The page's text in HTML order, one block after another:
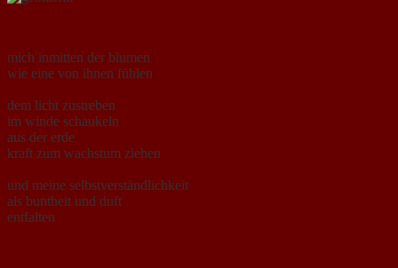
mich inmitten der blumen
wie eine von ihnen fühlen
dem licht zustreben
im winde schaukeln
aus der erde
kraft zum wachstum ziehen
und meine selbstverständlichkeit
als buntheit und duft
entfalten